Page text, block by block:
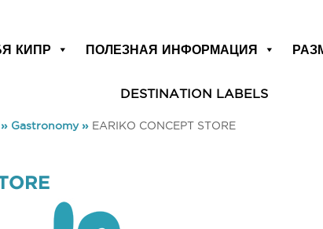
КИПР ПОЛЕЗНАЯ ИНФОРМАЦИЯ
DESTINATION LABELS
» Gastronomy» EARIKO CONCEPT STORE